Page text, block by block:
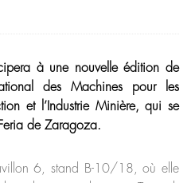
à une nouvelle édition de
des Machines pour les
et l’Industrie Minière, qui se
de Zaragoza.
6, stand B-10/18, où elle